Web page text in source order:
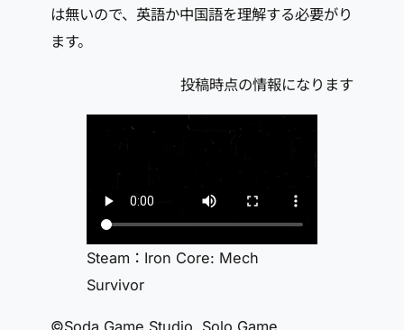
は無いので、英語か中国語を理解する必要がり
ます。
投稿時点の情報になります
Steam：Iron Core: Mech
Survivor
©Soda Game Studio, Solo Game